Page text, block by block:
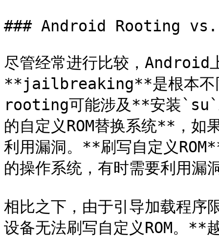
### Android Rooting
尽管经常进行比较，
**jailbreaking**是根本不
rooting可能涉及**安装
的自定义ROM替换系统**，如
利用漏洞。**刷写自定义
的操作系统，有时需要利用漏
相比之下，由于引导加载程
设备无法刷写自定义ROM。